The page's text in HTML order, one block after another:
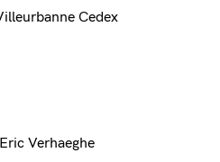
Cedex
Verhaeghe